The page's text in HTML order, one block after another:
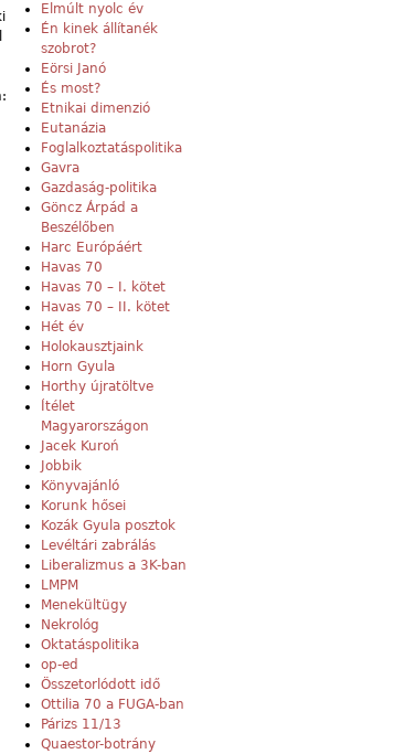
Elmúlt nyolc év
Én kinek állítanék
szobrot?
Eörsi Janó
És most?
Etnikai dimenzió
Eutanázia
Foglalkoztatáspolitika
Gavra
Gazdaság-politika
Göncz Árpád a
Beszélőben
Harc Európáért
Havas 70
Havas 70 – I. kötet
Havas 70 – II. kötet
Hét év
Holokausztjaink
Horn Gyula
Horthy újratöltve
Ítélet
Magyarországon
Jacek Kuroń
Jobbik
Könyvajánló
Korunk hősei
Kozák Gyula posztok
Levéltári zabrálás
Liberalizmus a 3K-ban
LMPM
Menekültügy
Nekrológ
Oktatáspolitika
op-ed
Összetorlódott idő
Ottilia 70 a FUGA-ban
Párizs 11/13
Quaestor-botrány